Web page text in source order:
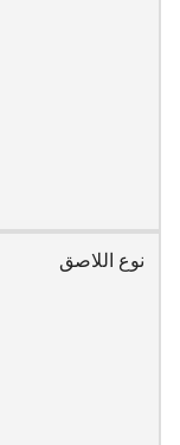
نوع اللاصق